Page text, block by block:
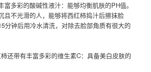
富多彩的酸碱性液汁：能够均衡肌肤的PH值。
且不光滑的人，能够将西红柿捣汁后擦抹脸
分钟后用冷水清洗，对除去脸部角质有很大的
还带有丰富多彩的维生素C：具备美白皮肤的